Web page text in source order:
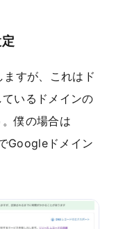
すが、これはド
いるドメインの
僕の場合は
Googleドメイン